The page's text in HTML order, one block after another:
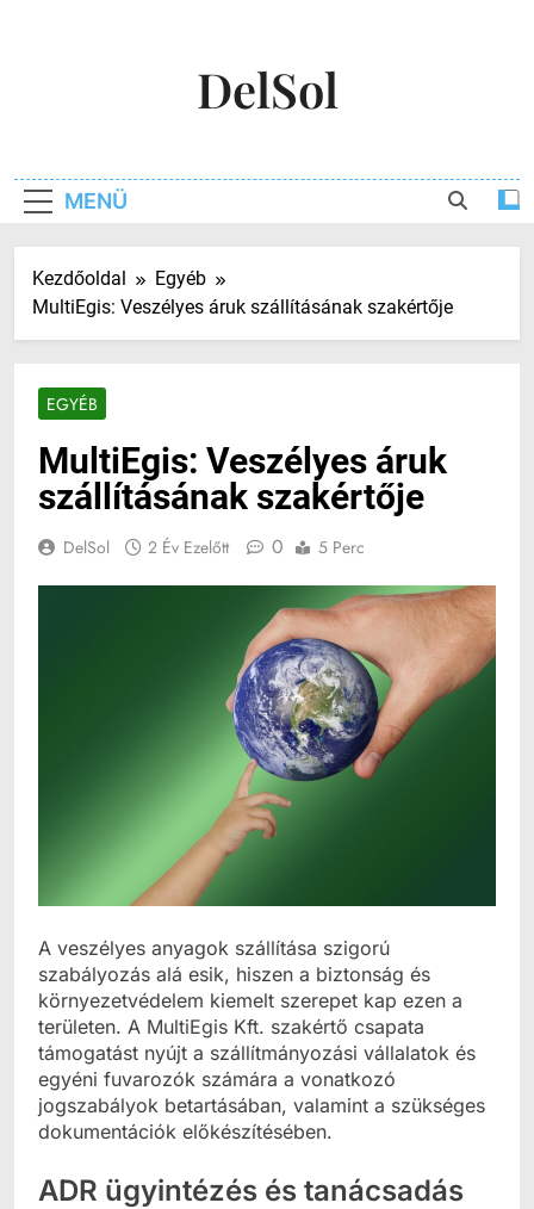
DelSol
MENÜ
Kezdőoldal
Egyéb
MultiEgis: Veszélyes áruk szállításának szakértője
EGYÉB
MultiEgis: Veszélyes áruk
szállításának szakértője
DelSol 2 Év Ezelőtt 0 5 Perc
A veszélyes anyagok szállítása szigorú
szabályozás alá esik, hiszen a biztonság és
környezetvédelem kiemelt szerepet kap ezen a
területen. A MultiEgis Kft. szakértő csapata
támogatást nyújt a szállítmányozási vállalatok és
egyéni fuvarozók számára a vonatkozó
jogszabályok betartásában, valamint a szükséges
dokumentációk előkészítésében.
ADR ügyintézés és tanácsadás